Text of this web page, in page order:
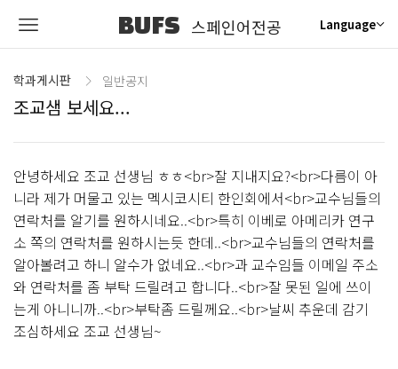
BUFS 스페인어전공 Language
학과게시판 일반공지
조교샘 보세요...
안녕하세요 조교 선생님 ㅎㅎ<br>잘 지내지요?<br>다름이 아
니라 제가 머물고 있는 멕시코시티 한인회에서<br>교수님들의
연락처를 알기를 원하시네요..<br>특히 이베로 아메리카 연구
소 쪽의 연락처를 원하시는듯 한데..<br>교수님들의 연락처를
알아볼려고 하니 알수가 없네요..<br>과 교수임들 이메일 주소
와 연락처를 좀 부탁 드릴려고 합니다..<br>잘 못된 일에 쓰이
는게 아니니까..<br>부탁좀 드릴께요..<br>날씨 추운데 감기
조심하세요 조교 선생님~